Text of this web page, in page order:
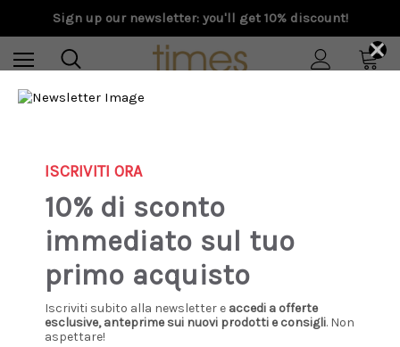
Sign up our newsletter: you'll get 10% discount!
0
×
ISCRIVITI ORA
10% di sconto
immediato sul tuo
primo acquisto
Iscriviti subito alla newsletter e accedi a offerte
esclusive, anteprime sui nuovi prodotti e consigli. Non
aspettare!